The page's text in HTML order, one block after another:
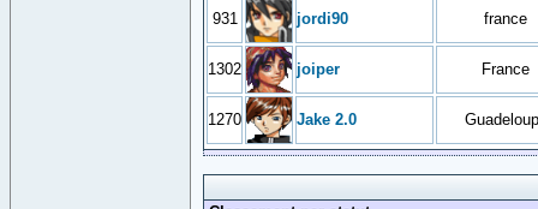
931 jordi90 france
1302 joiper France
1270 Jake 2.0